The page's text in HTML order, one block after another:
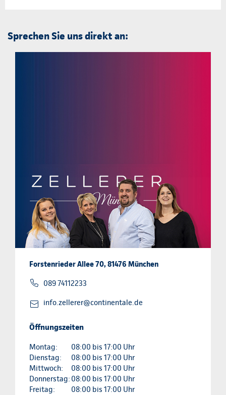
Sprechen Sie uns direkt an:
Forstenrieder Allee 70, 81476 München
089 74112233
info.zellerer@continentale.de
Öffnungszeiten
Montag:
08:00 bis 17:00 Uhr
Dienstag:
08:00 bis 17:00 Uhr
Mittwoch:
08:00 bis 17:00 Uhr
Donnerstag: 08:00 bis 17:00 Uhr
Freitag:
08:00 bis 17:00 Uhr